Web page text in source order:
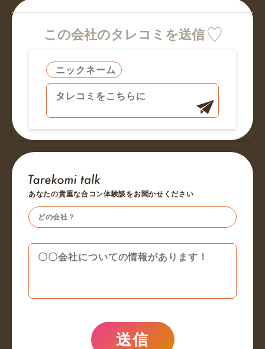
この会社のタレコミを送信
あなたの貴重な合コン体験談をお聞かせください
送信